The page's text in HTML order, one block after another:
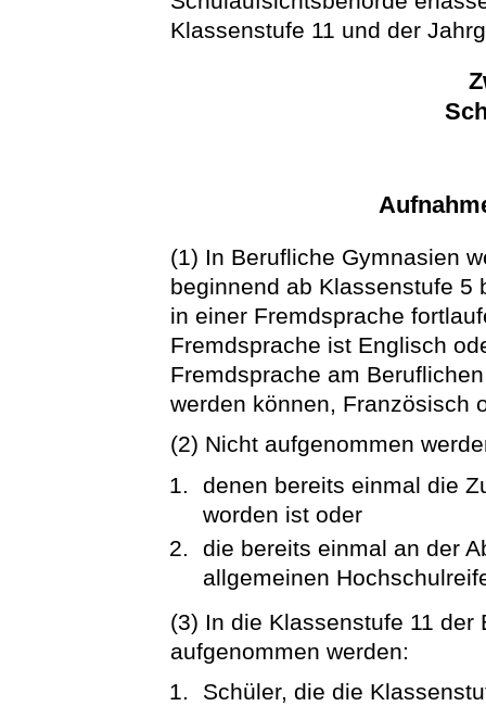
Klassenstufe 11 und der
(1) In Berufliche Gymnasien
beginnend ab Klassenstufe 5
in einer Fremdsprache
Fremdsprache ist Englisch
Fremdsprache am
werden können, Französisch
(2) Nicht aufgenommen
denen bereits einmal die
worden ist oder
die bereits einmal an der
allgemeinen
(3) In die Klassenstufe 11
aufgenommen werden:
Schüler, die die